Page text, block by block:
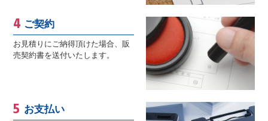
ご契約
お見積りにご納得頂けた場合、販
売契約書を送付いたします。
お支払い